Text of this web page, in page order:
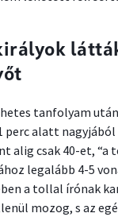
tanfolyam
perc alatt
alig csak 40-et, “a
legalább 4-5
a tollal írónak
mozog, s az